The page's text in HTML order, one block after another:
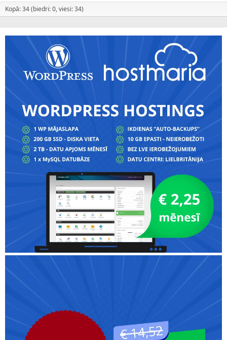
Kopā: 34 (biedri: 0, viesi: 34)